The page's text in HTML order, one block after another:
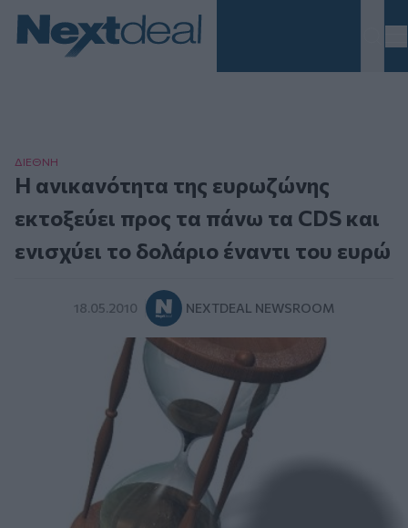
ΔΙΕΘΝΗ
Η ανικανότητα της ευρωζώνης
εκτοξεύει προς τα πάνω τα CDS και
ενισχύει το δολάριο έναντι του ευρώ
18.05.2010 NEXTDEAL NEWSROOM